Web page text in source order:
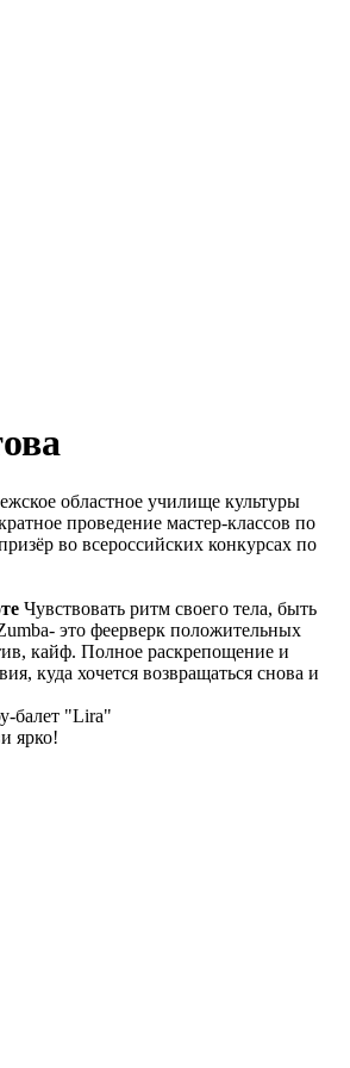
областное училище культуры
проведение мастер-классов по
во всероссийских конкурсах по
Чувствовать ритм своего тела, быть
это феерверк положительных
кайф. Полное раскрепощение и
куда хочется возвращаться снова и
балет "Lira"
ярко!